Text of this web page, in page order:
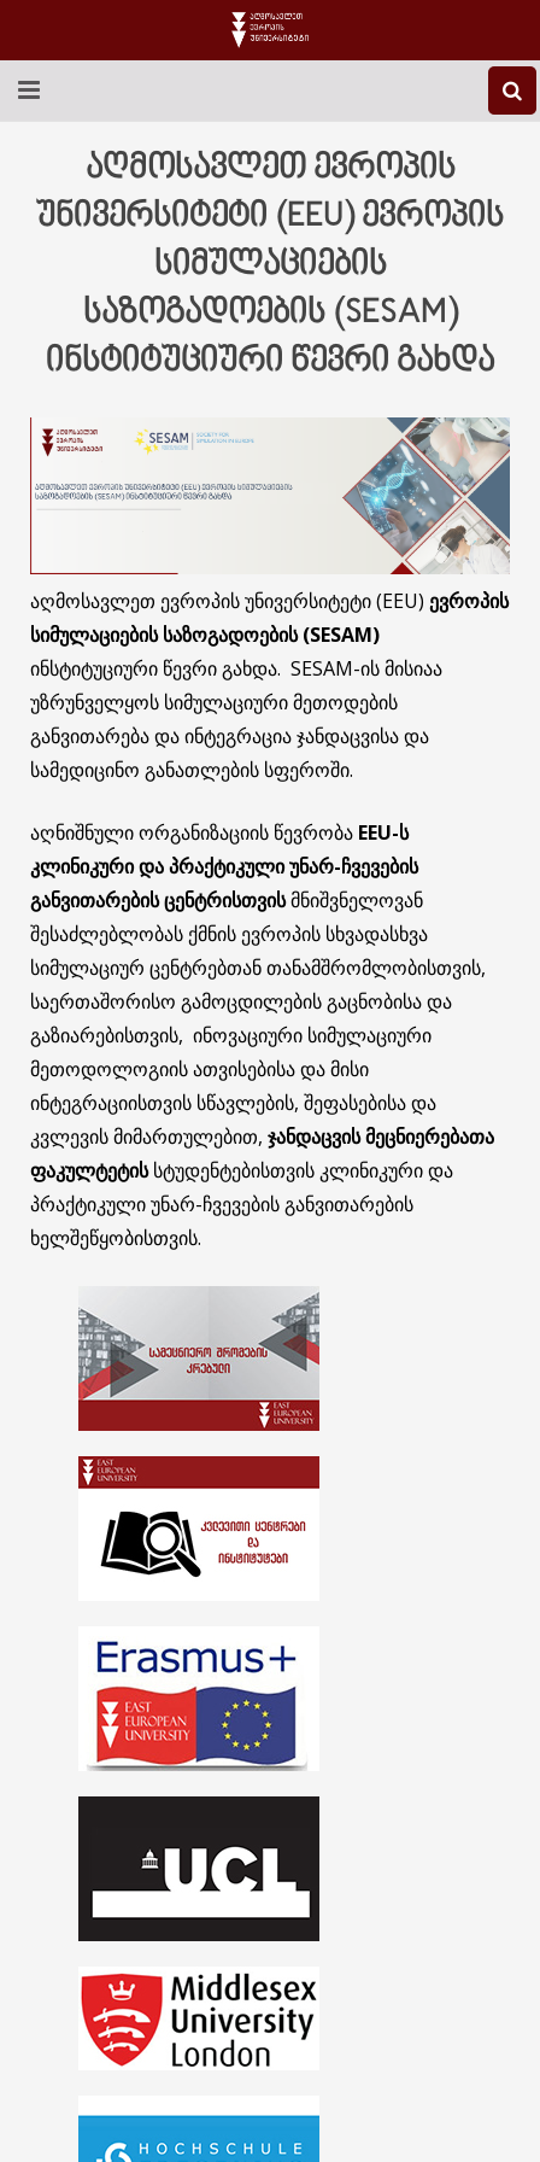
EEU-Ს ᲨᲔᲡᲐᲮᲔᲑ
ᲒᲐᲜᲐᲗᲚᲔᲑᲐ
ᲡᲐᲔᲠᲗᲐᲨᲝᲠᲘᲡᲝ
ᲑᲘᲑᲚᲘᲝᲗᲔᲙᲐ
ᲡᲢᲣᲓᲔᲜᲢᲣᲠᲘ ᲪᲮᲝᲕᲠᲔᲑᲐ
ᲙᲝᲜᲢᲐᲥᲢᲘ
აღმოსავლეთ ევროპის
უნივერსიტეტი (EEU) ევროპის
სიმულაციების
საზოგადოების (SESAM)
ინსტიტუციური წევრი გახდა
აღმოსავლეთ ევროპის უნივერსიტეტი (EEU) ევროპის
სიმულაციების საზოგადოების (SESAM)
ინსტიტუციური წევრი გახდა. SESAM-ის მისიაა
უზრუნველყოს სიმულაციური მეთოდების
განვითარება და ინტეგრაცია ჯანდაცვისა და
სამედიცინო განათლების სფეროში.
აღნიშნული ორგანიზაციის წევრობა EEU-ს
კლინიკური და პრაქტიკული უნარ-ჩვევების
განვითარების ცენტრისთვისმნიშვნელოვან
შესაძლებლობას ქმნის ევროპის სხვადასხვა
სიმულაციურ ცენტრებთან თანამშრომლობისთვის,
საერთაშორისო გამოცდილების გაცნობისა და
გაზიარებისთვის, ინოვაციური სიმულაციური
მეთოდოლოგიის ათვისებისა და მისი
ინტეგრაციისთვის სწავლების, შეფასებისა და
კვლევის მიმართულებით, ჯანდაცვის მეცნიერებათა
ფაკულტეტისსტუდენტებისთვის კლინიკური და
პრაქტიკული უნარ-ჩვევების განვითარების
ხელშეწყობისთვის.